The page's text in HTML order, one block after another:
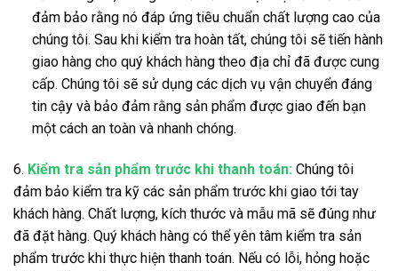
đảm bảo rằng nó đáp ứng tiêu chuẩn chất lượng cao của
chúng tôi. Sau khi kiểm tra hoàn tất, chúng tôi sẽ tiến hành
giao hàng cho quý khách hàng theo địa chỉ đã được cung
cấp. Chúng tôi sẽ sử dụng các dịch vụ vận chuyển đáng
tin cậy và bảo đảm rằng sản phẩm được giao đến bạn
một cách an toàn và nhanh chóng.
6. Kiểm tra sản phẩm trước khi thanh toán: Chúng tôi
đảm bảo kiểm tra kỹ các sản phẩm trước khi giao tới tay
khách hàng. Chất lượng, kích thước và mẫu mã sẽ đúng như
đã đặt hàng. Quý khách hàng có thể yên tâm kiểm tra sản
phẩm trước khi thực hiện thanh toán. Nếu có lỗi, hỏng hoặc